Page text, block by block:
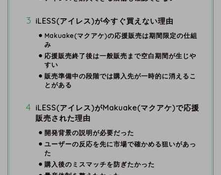
iLESS(アイレス)が今すぐ買えない理由
Makuake(マクアケ)の応援販売は期間限定の仕組
み
応援販売終了後は一般販売まで空白期間が生じや
すい
販売準備中の段階では購入先が一時的に消えるこ
とがある
iLESS(アイレス)がMakuake(マクアケ)で応援
販売された理由
開発背景の説明が必要だった
ユーザーの反応を先に市場で確かめる狙いがあっ
た
購入後のミスマッチを防ぎたかった